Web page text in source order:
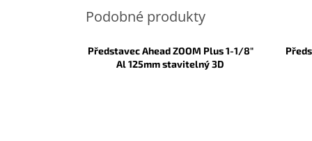
Představec Ahead ZOOM Plus 1-1/8"
Al 125mm stavitelný 3D